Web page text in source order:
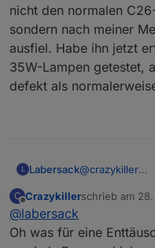
Zweite
er nicht mehr
mehr wollte
Zwei von drei
Dann kann ich
wieder in
es sonst auch
das passende
nicht den normalen
sondern nach meiner
ausfiel. Habe ihn jetzt
35W-Lampen getestet,
defekt als
L Labersack@crazykiller
von drei....
weitere
funktionieren
Der dritte, der
Den würde ich
der nicht den
C
Offline
Crazykillerschrieb am
zuletzt editiert
@labersack
Oh was für eine